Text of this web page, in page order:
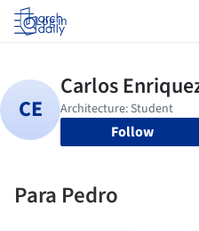
Log in
Follow
Para Pedro